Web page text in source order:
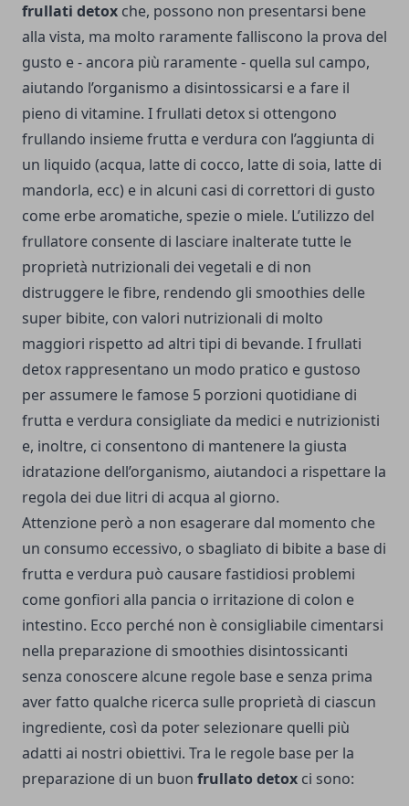
frullati detox che, possono non presentarsi bene
alla vista, ma molto raramente falliscono la prova del
gusto e - ancora più raramente - quella sul campo,
aiutando l’organismo a disintossicarsi e a fare il
pieno di vitamine. I frullati detox si ottengono
frullando insieme frutta e verdura con l’aggiunta di
un liquido (acqua, latte di cocco, latte di soia, latte di
mandorla, ecc) e in alcuni casi di correttori di gusto
come erbe aromatiche, spezie o miele. L’utilizzo del
frullatore consente di lasciare inalterate tutte le
proprietà nutrizionali dei vegetali e di non
distruggere le fibre, rendendo gli smoothies delle
super bibite, con valori nutrizionali di molto
maggiori rispetto ad altri tipi di bevande. I frullati
detox rappresentano un modo pratico e gustoso
per assumere le famose 5 porzioni quotidiane di
frutta e verdura consigliate da medici e nutrizionisti
e, inoltre, ci consentono di mantenere la giusta
idratazione dell’organismo, aiutandoci a rispettare la
regola dei due litri di acqua al giorno.
Attenzione però a non esagerare dal momento che
un consumo eccessivo, o sbagliato di bibite a base di
frutta e verdura può causare fastidiosi problemi
come gonfiori alla pancia o irritazione di colon e
intestino. Ecco perché non è consigliabile cimentarsi
nella preparazione di smoothies disintossicanti
senza conoscere alcune regole base e senza prima
aver fatto qualche ricerca sulle proprietà di ciascun
ingrediente, così da poter selezionare quelli più
adatti ai nostri obiettivi. Tra le regole base per la
preparazione di un buon frullato detox ci sono: